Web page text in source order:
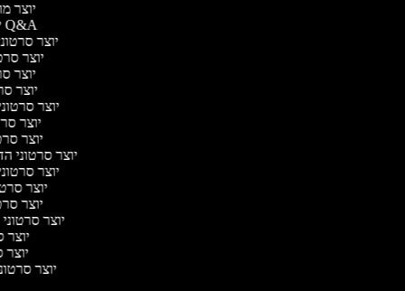
יוצר
יוצר סרטוני Q&A
יוצר
יוצר
יוצר
יוצר
יוצר
יוצר
יוצר
יוצר סרטוני
יוצר
יוצר
יוצר
יוצר
יוצר
יוצר
יוצר